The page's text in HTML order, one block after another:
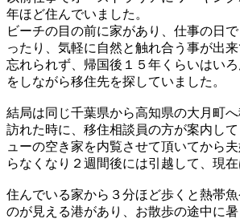
年ほど住んでいました。
ビーチの目の前に家があり、仕事の日
ったり、気軽に自然と触れ合う事が出
忘れられず、帰国後１５年くらいはい
をしながら移住先を探していました。
結局は同じ千葉県から高知県の大月町
訪れた時に、移住相談員の方が案内し
ューの空き家を内覧させて頂いてから
らなくなり２週間後には引越して、現在
住んでいる家から３分ほど歩くと熱帯
のが見える港があり、お散歩の途中に